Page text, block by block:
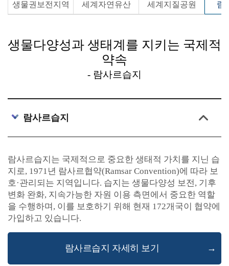
생물권보전지역 세계자연유산 세계지질공원 람
생물다양성과 생태계를 지키는 국제적
약속
- 람사르습지
람사르습지
람사르습지는 국제적으로 중요한 생태적 가치를 지닌 습
지로, 1971년 람사르협약(Ramsar Convention)에 따라 보
호·관리되는 지역입니다. 습지는 생물다양성 보전, 기후
변화 완화, 지속가능한 자원 이용 측면에서 중요한 역할
을 수행하며, 이를 보호하기 위해 현재 172개국이 협약에
가입하고 있습니다.
람사르습지 자세히 보기 →